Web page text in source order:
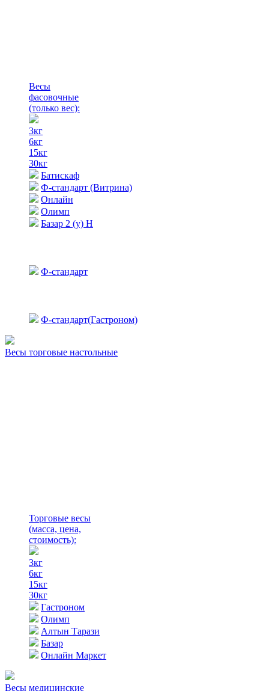
Весы
фасовочные
(только вес):
3кг
6кг
15кг
30кг
Батискаф
Ф-стандарт (Витрина)
Онлайн
Олимп
Базар 2 (у) Н
Ф-стандарт
Ф-стандарт(Гастроном)
Весы торговые настольные
Торговые весы
(масса, цена,
стоимость):
3кг
6кг
15кг
30кг
Гастроном
Олимп
Алтын Тарази
Базар
Онлайн Маркет
Весы медицинские